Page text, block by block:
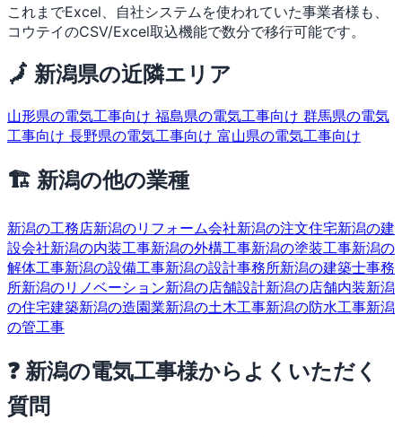
これまでExcel、自社システムを使われていた事業者様も、
コウテイのCSV/Excel取込機能で数分で移行可能です。
🗾 新潟県の近隣エリア
山形県の電気工事向け 福島県の電気工事向け 群馬県の電気
工事向け 長野県の電気工事向け 富山県の電気工事向け
🏗 新潟の他の業種
新潟の工務店新潟のリフォーム会社新潟の注文住宅新潟の建
設会社新潟の内装工事新潟の外構工事新潟の塗装工事新潟の
解体工事新潟の設備工事新潟の設計事務所新潟の建築士事務
所新潟のリノベーション新潟の店舗設計新潟の店舗内装新潟
の住宅建築新潟の造園業新潟の土木工事新潟の防水工事新潟
の管工事
❓ 新潟の電気工事様からよくいただく
質問